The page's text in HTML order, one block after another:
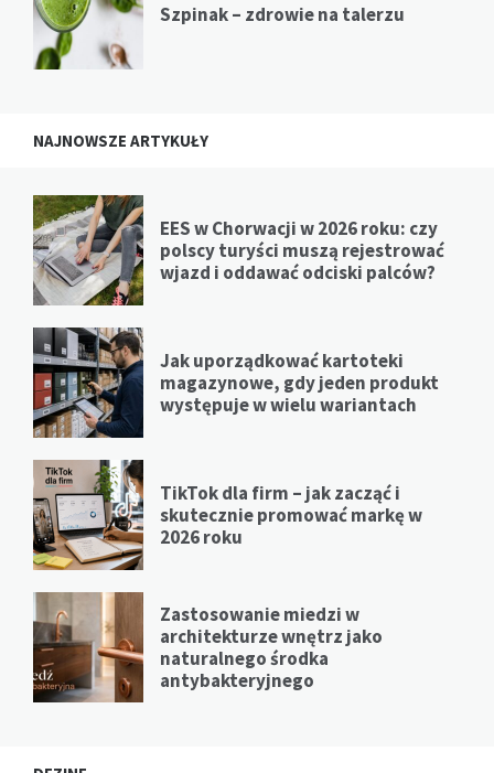
Szpinak – zdrowie na talerzu
NAJNOWSZE ARTYKUŁY
EES w Chorwacji w 2026 roku: czy
polscy turyści muszą rejestrować
wjazd i oddawać odciski palców?
Jak uporządkować kartoteki
magazynowe, gdy jeden produkt
występuje w wielu wariantach
TikTok dla firm – jak zacząć i
skutecznie promować markę w
2026 roku
Zastosowanie miedzi w
architekturze wnętrz jako
naturalnego środka
antybakteryjnego